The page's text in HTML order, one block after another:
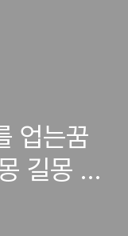
업는꿈
길몽 풀